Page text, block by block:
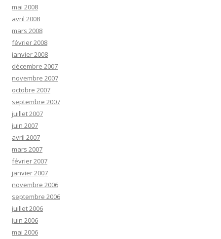
mai 2008
avril 2008
mars 2008
février 2008
janvier 2008
décembre 2007
novembre 2007
octobre 2007
septembre 2007
juillet 2007
juin 2007
avril 2007
mars 2007
février 2007
janvier 2007
novembre 2006
septembre 2006
juillet 2006
juin 2006
mai 2006